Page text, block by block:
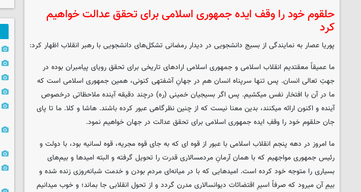
حلقوم خود را وقف ایده جمهوری اسلامی برای تحقق عدالت خواهیم
کرد
پوریا عصار به نمایندگی از بسیج دانشجویی در دیدار رمضانی تشکل‌های دانشجویی با رهبر انقلاب اظهار کرد:
ما عمیقاً معقتدیم انقلاب اسلامی و جمهوری اسلامی ارادهای تاریخی برای تحقق رویای پیامبران بوده در
جهتِ تعالی انسان. پس تنها سرپناه انسان هم در جهانِ آشفتهی کنونی، همین جمهوری اسلامی است که
ما در آن با افتخار نفس میکشیم. پس اگر بسیجیان خمینی (ره) درچند دقیقه آینده ملاحظاتی درخصوص
آینده و اکنون ارائه میکنند، بدین معنا نیست که از چنین نظرگاهی عبور کرده باشند. هاشا و کلا. ما تا پای
جان حلقوم خود را وقفِ ایده جمهوری اسلامی برای تحقق عدالت در جهان خواهیم نمود.
ما امروز در دهه پنجم انقلاب اسلامی با عبور از قوه ای که به جای قوه مجریه، قوه لسانیه بود، با دولت و
رئیس جمهوری مواجهیم که با همان آرمانِ مردمسالاری قدرت را تحویل گرفته و البته امیدها و بیم‌های
بسیاری را متوجه خود کرده است. امیدهایی که با در میانه‌ای مردم بودن و خدمت شبانه‌روزی زنده شده و
بیمِ آن میرود که صرفاً اسیرِ اقتضائات دیوانسالاری مدرن گردد و از تحول انقلابی جا بماند؛ و خوب میدانیم